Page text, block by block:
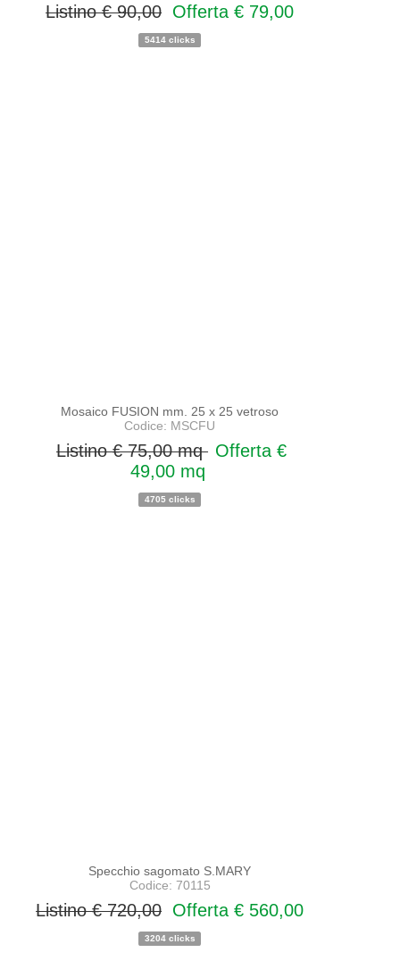
Listino € 90,00 Offerta € 79,00
5414 clicks
Mosaico FUSION mm. 25 x 25 vetroso
Codice: MSCFU
Listino € 75,00 mq Offerta €
49,00 mq
4705 clicks
Specchio sagomato S.MARY
Codice: 70115
Listino € 720,00 Offerta € 560,00
3204 clicks